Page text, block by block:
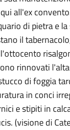
all'ex
di pietra e
il
rinnovati
di foggia
in conci
e stipiti in
(visione di